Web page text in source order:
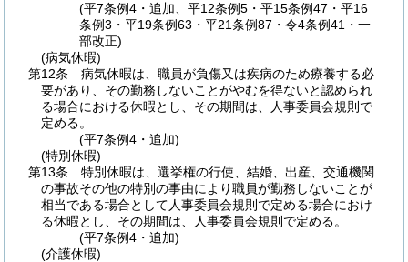
(平7条例4・追加、平12条例5・平15条例47・平16
条例3・平19条例63・平21条例87・令4条例41・一
部改正)
(病気休暇)
第12条
病気休暇は、職員が負傷又は疾病のため療養する必
要があり、その勤務しないことがやむを得ないと認められ
る場合における休暇とし、その期間は、人事委員会規則で
定める。
(平7条例4・追加)
(特別休暇)
第13条
特別休暇は、選挙権の行使、結婚、出産、交通機関
の事故その他の特別の事由により職員が勤務しないことが
相当である場合として人事委員会規則で定める場合におけ
る休暇とし、その期間は、人事委員会規則で定める。
(平7条例4・追加)
(介護休暇)